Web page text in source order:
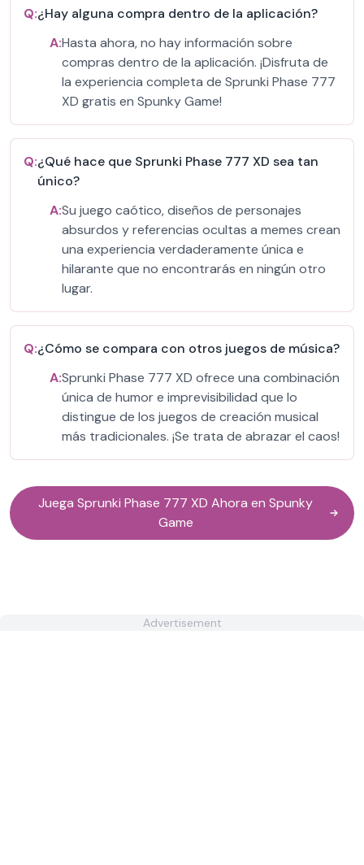
Q:¿Hay alguna compra dentro de la aplicación?
A:Hasta ahora, no hay información sobre
compras dentro de la aplicación. ¡Disfruta de
la experiencia completa de Sprunki Phase 777
XD gratis en Spunky Game!
Q:¿Qué hace que Sprunki Phase 777 XD sea tan
único?
A:Su juego caótico, diseños de personajes
absurdos y referencias ocultas a memes crean
una experiencia verdaderamente única e
hilarante que no encontrarás en ningún otro
lugar.
Q:¿Cómo se compara con otros juegos de música?
A:Sprunki Phase 777 XD ofrece una combinación
única de humor e imprevisibilidad que lo
distingue de los juegos de creación musical
más tradicionales. ¡Se trata de abrazar el caos!
Juega Sprunki Phase 777 XD Ahora en Spunky
Game
Advertisement